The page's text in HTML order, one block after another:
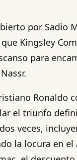
por Sadio
Kingsley
para
Ronaldo
el triunfo
veces,
la locura en el